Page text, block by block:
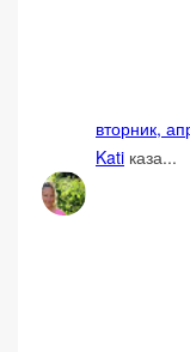
вторник,
Kati каза...